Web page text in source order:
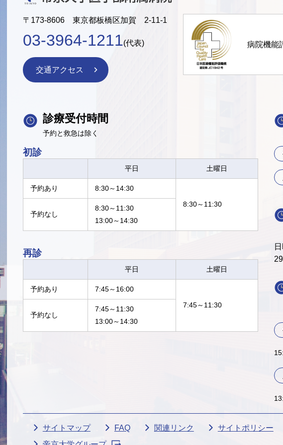
〒173-8606 東京都板橋区加賀 2-11-1
03-3964-1211(代表)
交通アクセス
病院機能
診療受付時間
予約と救急は除く
初診
平日 土曜日
予約あり
8:30～14:30
8:30～11:30
予約なし
8:30～11:30
13:00～14:30
再診
平日 土曜日
予約あり
7:45～16:00
7:45～11:30
予約なし
7:45～11:30
13:00～14:30
サイトマップ FAQ 関連リンク サイトポリシー